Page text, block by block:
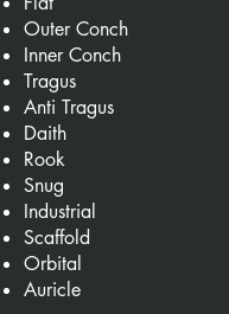
Outer Conch
Inner Conch
Tragus
Anti Tragus
Daith
Rook
Snug
Industrial
Scaffold
Orbital
Auricle